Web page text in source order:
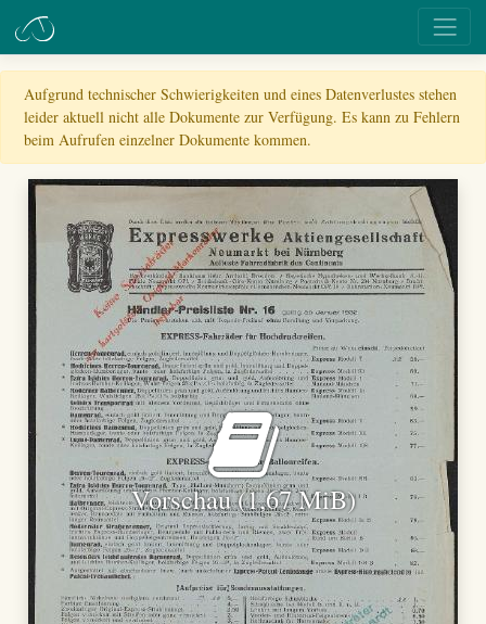
Aufgrund technischer Schwierigkeiten und eines Datenverlustes stehen
leider aktuell nicht alle Dokumente zur Verfügung. Es kann zu Fehlern
beim Aufrufen einzelner Dokumente kommen.
Vorschau (1,67 MiB)